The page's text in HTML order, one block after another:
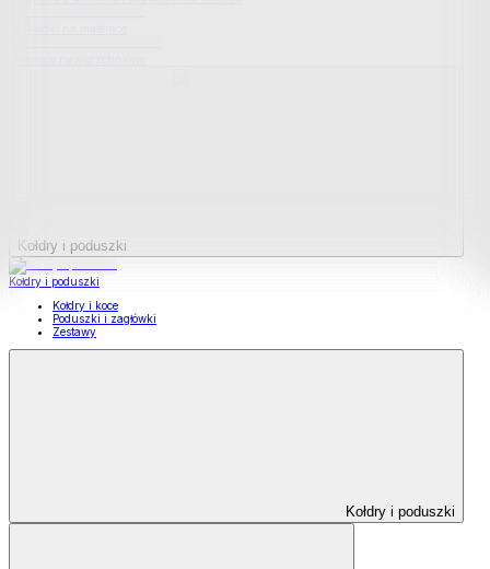
Kołdry i poduszki
Kołdry i poduszki
Kołdry i koce
Poduszki i zagłówki
Zestawy
Kołdry i poduszki